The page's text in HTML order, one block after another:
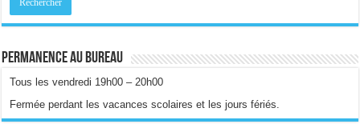
Permanence au bureau
Tous les vendredi 19h00 – 20h00
Fermée perdant les vacances scolaires et les jours fériés.